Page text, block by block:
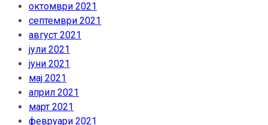
октомври 2021
септември 2021
август 2021
јули 2021
јуни 2021
мај 2021
април 2021
март 2021
февруари 2021